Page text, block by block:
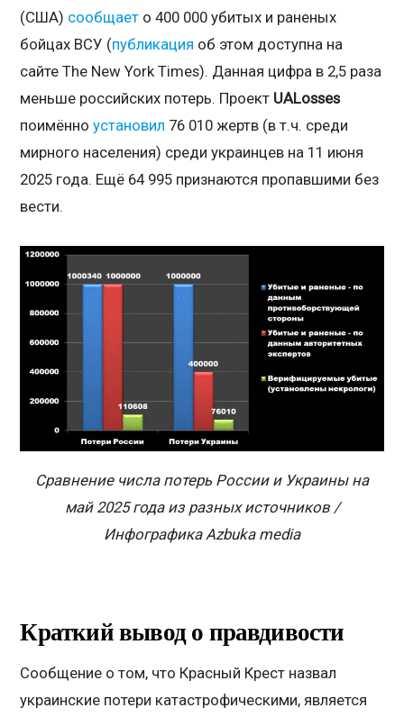
(США) сообщает о 400 000 убитых и раненых
бойцах ВСУ (публикация об этом доступна на
сайте The New York Times). Данная цифра в 2,5 раза
меньше российских потерь. Проект UALosses
поимённоустановил 76 010 жертв (в т.ч. среди
мирного населения) среди украинцев на 11 июня
2025 года. Ещё 64 995 признаются пропавшими без
вести.
Сравнение числа потерь России и Украины на
май 2025 года из разных источников /
Инфографика Azbuka media
Краткий вывод о правдивости
Сообщение о том, что Красный Крест назвал
украинские потери катастрофическими, является